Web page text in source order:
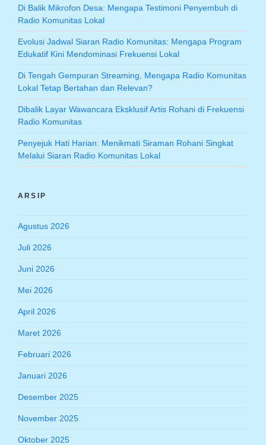
Di Balik Mikrofon Desa: Mengapa Testimoni Penyembuh di
Radio Komunitas Lokal
Evolusi Jadwal Siaran Radio Komunitas: Mengapa Program
Edukatif Kini Mendominasi Frekuensi Lokal
Di Tengah Gempuran Streaming, Mengapa Radio Komunitas
Lokal Tetap Bertahan dan Relevan?
Dibalik Layar Wawancara Eksklusif Artis Rohani di Frekuensi
Radio Komunitas
Penyejuk Hati Harian: Menikmati Siraman Rohani Singkat
Melalui Siaran Radio Komunitas Lokal
ARSIP
Agustus 2026
Juli 2026
Juni 2026
Mei 2026
April 2026
Maret 2026
Februari 2026
Januari 2026
Desember 2025
November 2025
Oktober 2025